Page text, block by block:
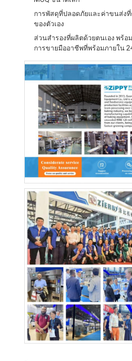
หน้าแรก
สินค้า
เกี่ยวกับเรา
ทัวร์โรงงาน
การควบคุมคุณภาพ
ติดต่อเรา
ข่าว
กรณี
สายการผลิตเบเกอรี่
เครื่องผสมแป้ง
เครื่องตีไข่เชิงพาณิชย์
การพัสดุที่ปลอดภัยและค่าขนส่ง
ของตัวเอง
ส่วนสํารองที่ผลิตด้วยตนเอง พร้อ
การขายมืออาชีพที่พร้อมภายใน